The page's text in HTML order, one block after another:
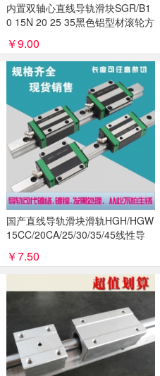
内置双轴心直线导轨滑块SGR/B1
0 15N 20 25 35黑色铝型材滚轮方
￥9.00
国产直线导轨滑块滑轨HGH/HGW
15CC/20CA/25/30/35/45线性导
￥7.50